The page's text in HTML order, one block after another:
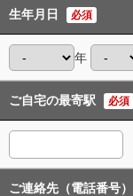
生年月日 必須
年
ご自宅の最寄駅 必須
ご連絡先（電話番号）